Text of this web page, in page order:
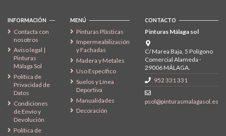
INFORMACIÓN
Contacta con
nosotros
Aviso legal |
Pinturas
Málaga Sol
Política de
Privacidad de
Datos
Condiciones
de Envío y
Devolución
Política de
MENÚ
Pinturas Plásticas
Impermeabilización
y Fachadas
Madera y Metales
Uso Específico
Suelos y Línea
Deportiva
Manualidades
Decoración
CONTACTO
Pinturas Málaga sol
C/ Marea Baja, 5 Polígono
Comercial Alameda ·
29006 MÁLAGA.
952 331 331
psol@pinturasmalagasol.es